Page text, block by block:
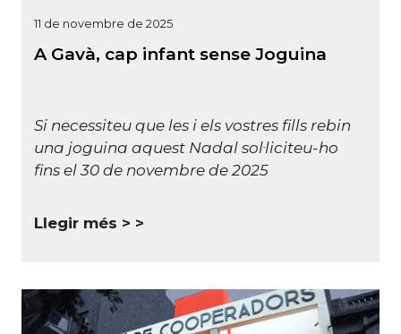
11 de novembre de 2025
A Gavà, cap infant sense Joguina
Si necessiteu que les i els vostres fills rebin
una joguina aquest Nadal sol·liciteu-ho
fins el 30 de novembre de 2025
Llegir més >